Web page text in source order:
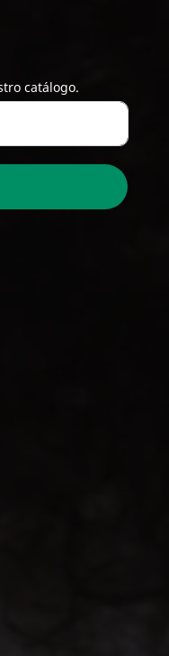
catálogo.